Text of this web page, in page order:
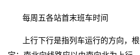
每周五各站首末班车时间
上行下行是指列车运行的方向，